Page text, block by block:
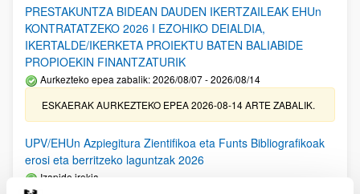
PRESTAKUNTZA BIDEAN DAUDEN IKERTZAILEAK EHUn
KONTRATATZEKO 2026 I EZOHIKO DEIALDIA,
IKERTALDE/IKERKETA PROIEKTU BATEN BALIABIDE
PROPIOEKIN FINANTZATURIK
Aurkezteko epea zabalik: 2026/08/07 - 2026/08/14
ESKAERAK AURKEZTEKO EPEA 2026-08-14 ARTE ZABALIK.
UPV/EHUn Azpiegitura Zientifikoa eta Funts Bibliografikoak
erosi eta berritzeko laguntzak 2026
Izapide irekia